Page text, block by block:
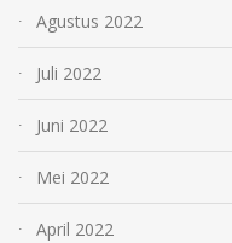
Agustus 2022
Juli 2022
Juni 2022
Mei 2022
April 2022